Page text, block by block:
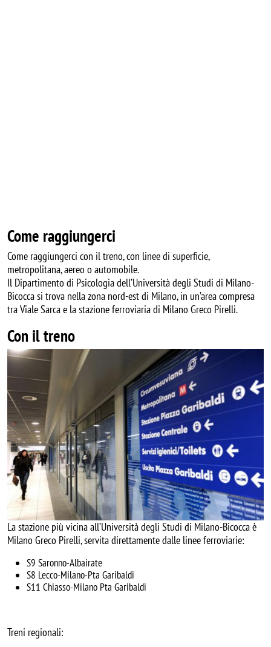
Come raggiungerci
Come raggiungerci con il treno, con linee di superficie,
metropolitana, aereo o automobile.
Il Dipartimento di Psicologia dell’Università degli Studi di Milano-
Bicocca si trova nella zona nord-est di Milano, in un’area compresa
tra Viale Sarca e la stazione ferroviaria di Milano Greco Pirelli.
Con il treno
Image
La stazione più vicina all’Università degli Studi di Milano-Bicocca è
Milano Greco Pirelli, servita direttamente dalle linee ferroviarie:
S9 Saronno-Albairate
S8 Lecco-Milano-Pta Garibaldi
S11 Chiasso-Milano Pta Garibaldi
Treni regionali: